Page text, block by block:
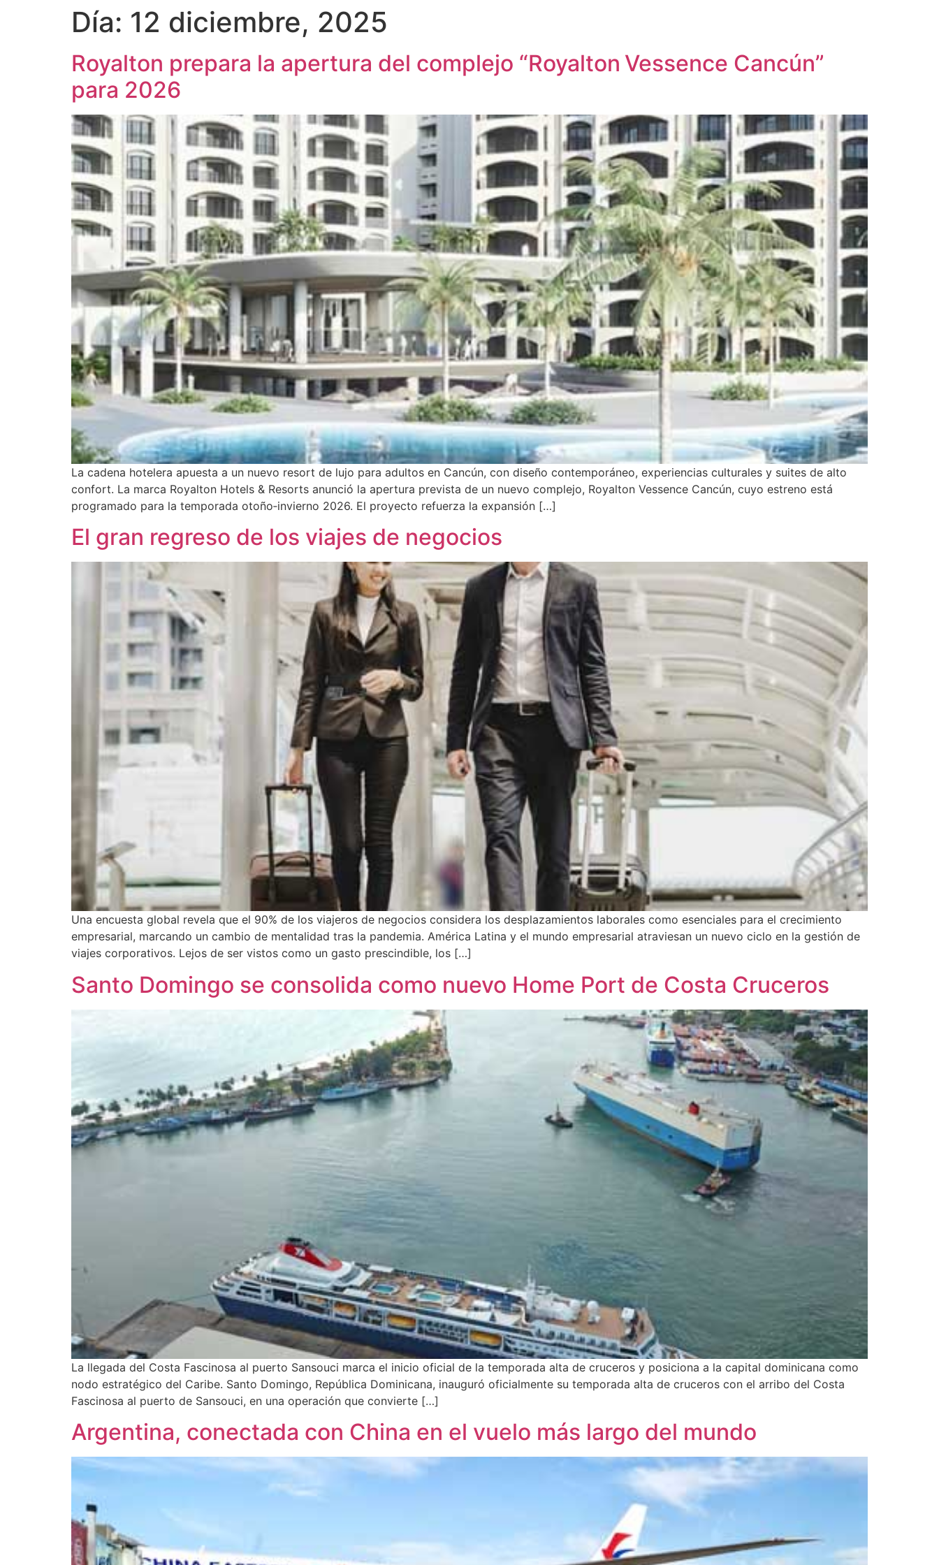
Día: 12 diciembre, 2025
Royalton prepara la apertura del complejo “Royalton Vessence Cancún”
para 2026
La cadena hotelera apuesta a un nuevo resort de lujo para adultos en Cancún, con diseño contemporáneo, experiencias culturales y suites de alto
confort. La marca Royalton Hotels & Resorts anunció la apertura prevista de un nuevo complejo, Royalton Vessence Cancún, cuyo estreno está
programado para la temporada otoño‑invierno 2026. El proyecto refuerza la expansión […]
El gran regreso de los viajes de negocios
Una encuesta global revela que el 90% de los viajeros de negocios considera los desplazamientos laborales como esenciales para el crecimiento
empresarial, marcando un cambio de mentalidad tras la pandemia. América Latina y el mundo empresarial atraviesan un nuevo ciclo en la gestión de
viajes corporativos. Lejos de ser vistos como un gasto prescindible, los […]
Santo Domingo se consolida como nuevo Home Port de Costa Cruceros
La llegada del Costa Fascinosa al puerto Sansouci marca el inicio oficial de la temporada alta de cruceros y posiciona a la capital dominicana como
nodo estratégico del Caribe. Santo Domingo, República Dominicana, inauguró oficialmente su temporada alta de cruceros con el arribo del Costa
Fascinosa al puerto de Sansouci, en una operación que convierte […]
Argentina, conectada con China en el vuelo más largo del mundo